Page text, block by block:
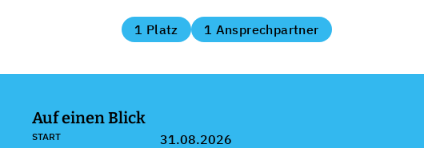
1 Platz 1 Ansprechpartner
Auf einen Blick
START 31.08.2026